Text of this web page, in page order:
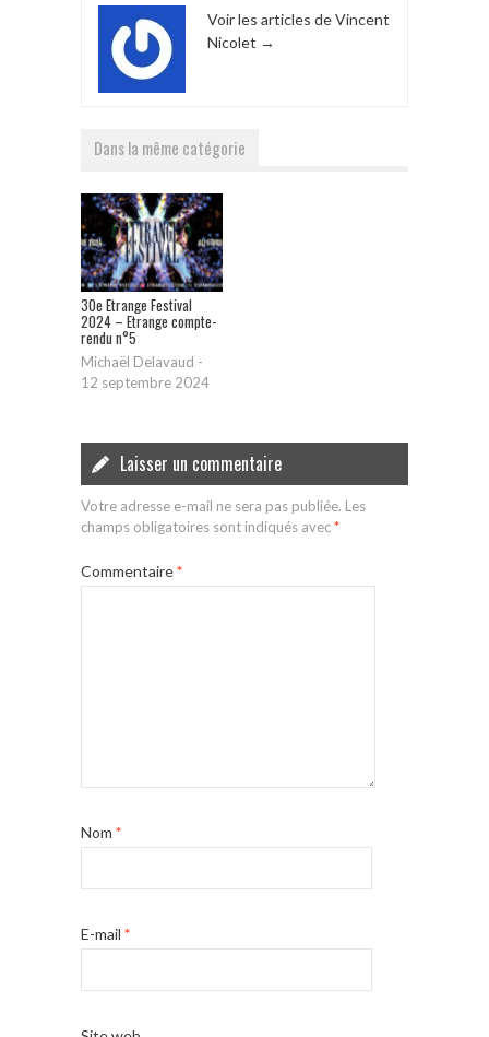
Voir les articles de Vincent
Nicolet →
Dans la même catégorie
30e Etrange Festival
2024 – Etrange compte-
rendu n°5
Michaël Delavaud -
12 septembre 2024
Laisser un commentaire
Votre adresse e-mail ne sera pas publiée. Les
champs obligatoires sont indiqués avec*
Commentaire*
Nom *
E-mail *